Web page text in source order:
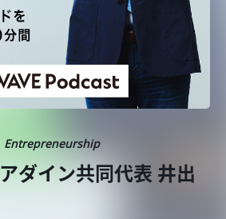
Entrepreneurship
ダイン共同代表 井出